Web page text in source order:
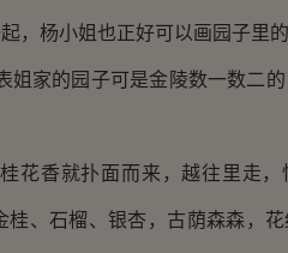
，杨小姐也正好可以画园子里
家的园子可是金陵数一数二的
香就扑面而来，越往里走，
、石榴、银杏，古荫森森，